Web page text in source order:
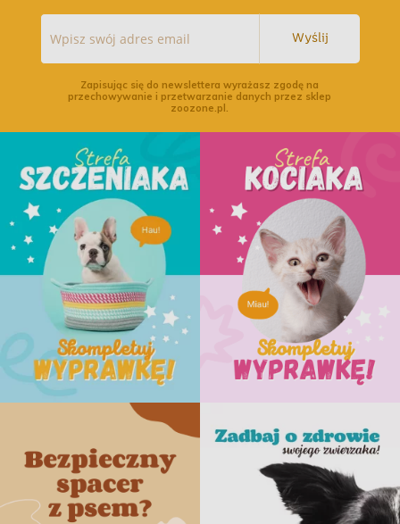
Wyślij
Zapisując się do newslettera wyrażasz zgodę na
przechowywanie i przetwarzanie danych przez sklep
zoozone.pl.